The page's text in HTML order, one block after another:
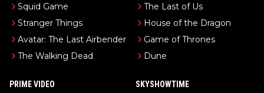
Squid Game
Stranger Things
Avatar: The Last Airbender
The Walking Dead
The Last of Us
House of the Dragon
Game of Thrones
Dune
PRIME VIDEO SKYSHOWTIME